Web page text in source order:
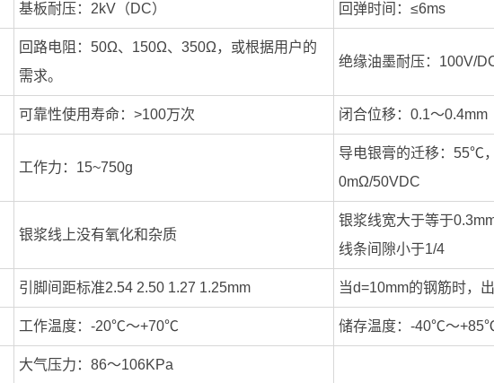
基板耐压：2kV（DC） 回弹时间：≤6ms
回路电阻：50Ω、150Ω、350Ω，或根据用户的
需求。
绝缘油墨耐压：100V/
可靠性使用寿命：>100万次 闭合位移：0.1～0.4mm
工作力：15~750g
导电银膏的迁移：55℃
0mΩ/50VDC
银浆线上没有氧化和杂质
银浆线宽大于等于
线条间隙小于1/4
引脚间距标准2.54 2.50 1.27 1.25mm 当d=10mm的钢筋时，
工作温度：-20℃～+70℃ 储存温度：-40℃～
大气压力：86～106KPa